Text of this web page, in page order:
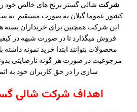
شرکت شالی گستر برنج های خالص خود
کشور عموما گیلان به صورت مستقیم به
این شرکت همچنین برای خریداران بسته
فروش میگذارد تا در صورت شبهه در
محصولات بتوانند ابتدا خرید نمونه داشته
مرجوعیت در صورت هر گونه نارضایتی
سازی را در حق کاربران خود به
اهداف شرکت شالی